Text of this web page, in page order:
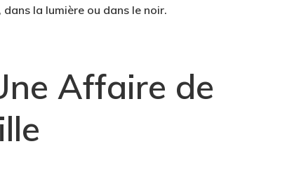
la lumière ou dans le noir.
Affaire de